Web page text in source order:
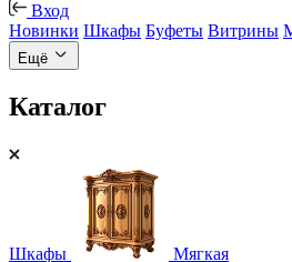
Вход
Новинки Шкафы Буфеты Витрины
Ещё
Каталог
Шкафы Мягкая